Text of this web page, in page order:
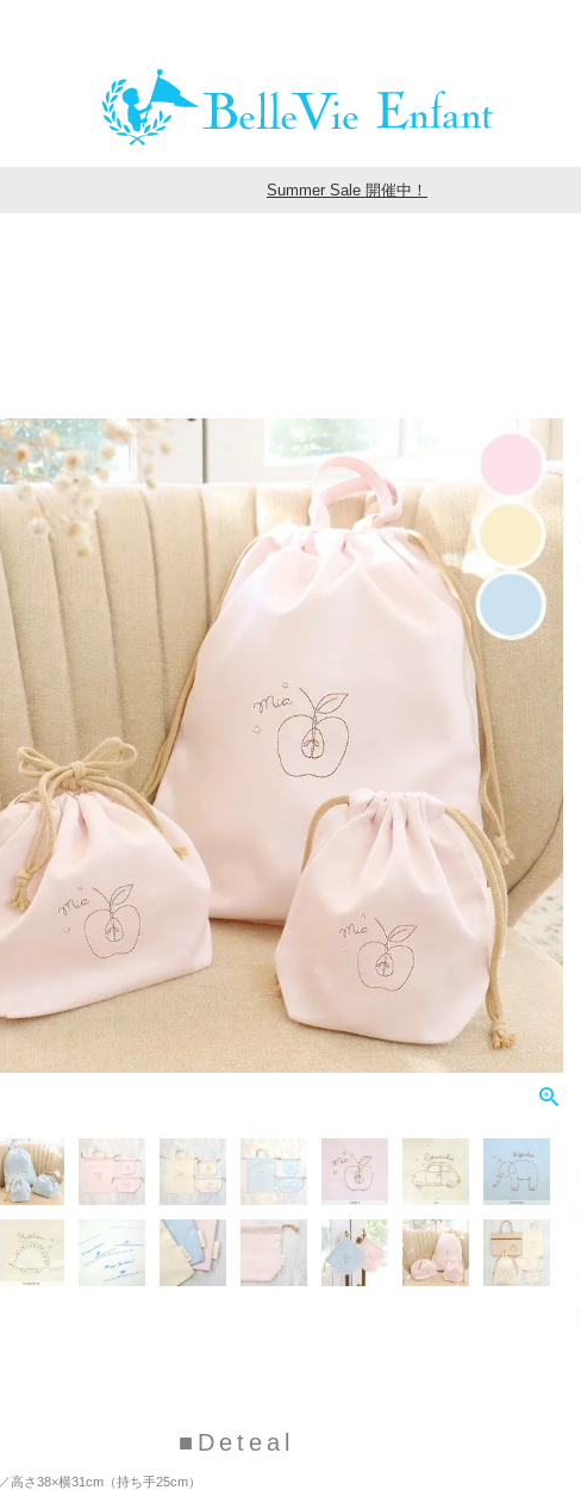
Summer Sale 開催中！
■Deteal
／高さ38×横31cm（持ち手25cm）